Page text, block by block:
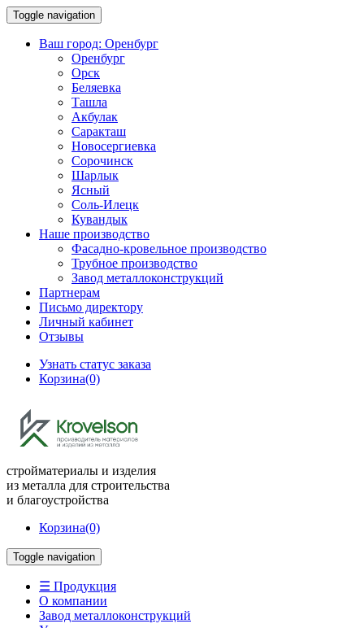
Toggle navigation
Ваш город: Оренбург
Оренбург
Орск
Беляевка
Ташла
Акбулак
Саракташ
Новосергиевка
Сорочинск
Шарлык
Ясный
Соль-Илецк
Кувандык
Наше производство
Фасадно-кровельное производство
Трубное производство
Завод металлоконструкций
Партнерам
Письмо директору
Личный кабинет
Отзывы
Узнать статус заказа
Корзина(0)
стройматериалы и изделия
из металла для строительства
и благоустройства
Корзина(0)
Toggle navigation
☰ Продукция
О компании
Завод металлоконструкций